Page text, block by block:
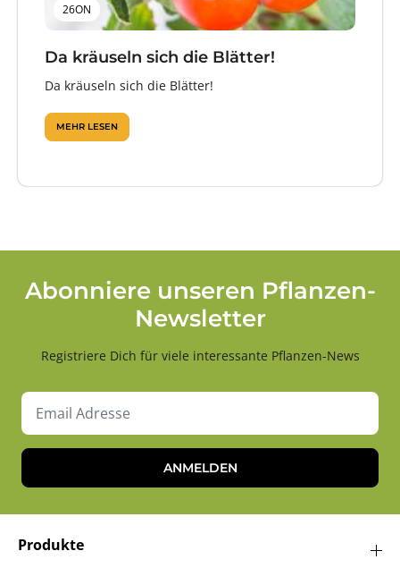
26ON
Da kräuseln sich die Blätter!
Da kräuseln sich die Blätter!
MEHR LESEN
Abonniere unseren Pflanzen-
Newsletter
Registriere Dich für viele interessante Pflanzen-News
ANMELDEN
Produkte